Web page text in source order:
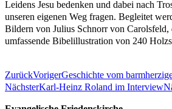
Leidens Jesu bedenken und dabei nach
unseren eigenen Weg fragen. Begleitet
Bildern von Julius Schnorr von Carolsfeld,
umfassende Bibelillustration von 240
ZurückVorigerGeschichte vom
NächsterKarl-Heinz Roland im Interview